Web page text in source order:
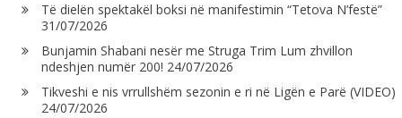
Të dielën spektakël boksi në manifestimin “Tetova N’festë”
31/07/2026
Bunjamin Shabani nesër me Struga Trim Lum zhvillon
ndeshjen numër 200! 24/07/2026
Tikveshi e nis vrrullshëm sezonin e ri në Ligën e Parë (VIDEO)
24/07/2026